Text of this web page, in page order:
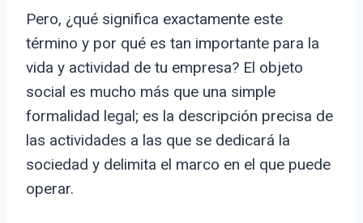
Pero, ¿qué significa exactamente este
término y por qué es tan importante para la
vida y actividad de tu empresa? El objeto
social es mucho más que una simple
formalidad legal; es la descripción precisa de
las actividades a las que se dedicará la
sociedad y delimita el marco en el que puede
operar.